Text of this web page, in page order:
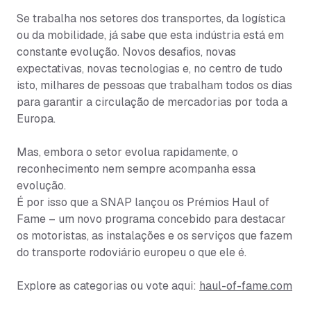
Se trabalha nos setores dos transportes, da logística
ou da mobilidade, já sabe que esta indústria está em
constante evolução. Novos desafios, novas
expectativas, novas tecnologias e, no centro de tudo
isto, milhares de pessoas que trabalham todos os dias
para garantir a circulação de mercadorias por toda a
Europa.
Mas, embora o setor evolua rapidamente, o
reconhecimento nem sempre acompanha essa
evolução.
É por isso que a SNAP lançou os Prémios Haul of
Fame – um novo programa concebido para destacar
os motoristas, as instalações e os serviços que fazem
do transporte rodoviário europeu o que ele é.
Explore as categorias ou vote aqui: haul-of-fame.com